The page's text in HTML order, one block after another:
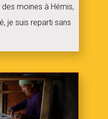
moines à Hémis,
je suis reparti sans